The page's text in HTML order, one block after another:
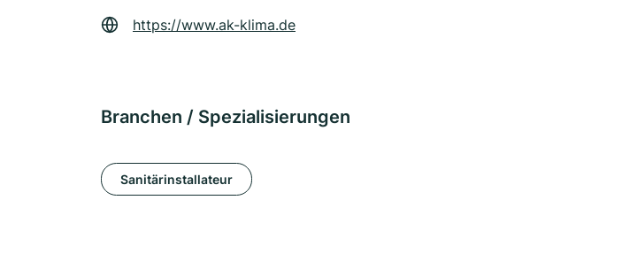
https://www.ak-klima.de
Branchen / Spezialisierungen
Sanitärinstallateur